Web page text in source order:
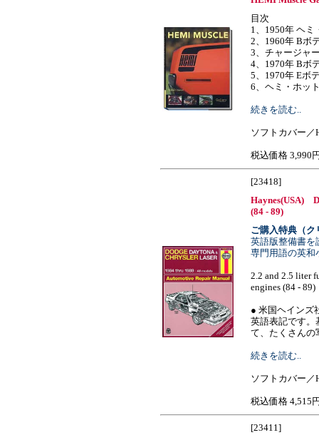
目次
1、1950年 ヘミ
2、1960年 Bボ
3、チャージャ
4、1970年 Bボ
5、1970年 Eボ
6、ヘミ・ホッ
続きを読む..
ソフトカバー／
税込価格 3,990
[23418]
Haynes(USA)
(84 - 89)
ご購入特典（ク
英語版整備書を
専門用語の英和
2.2 and 2.5 liter
engines (84 - 89)
● 米国ヘインズ
英語表記です。
て、たくさんの
続きを読む..
ソフトカバー／
税込価格 4,515
[23411]